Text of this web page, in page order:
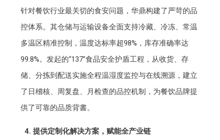
针对餐饮行业最关切的食安问题，华鼎构建了严苛的品
控体系。其仓储与运输设备全面支持冷藏、冷冻、常温
多温区精准控制，温度达标率超98%，库存准确率达
99.8%。发起的“137”食品安全护盾工程，从收货、存
储、分拣到配送实施全程温湿度监控与在线溯源，建立
了日稽核、周复盘、月检查的品控机制，为餐饮品牌提
供了可靠的品质背書。
4. 提供定制化解决方案，赋能全产业链